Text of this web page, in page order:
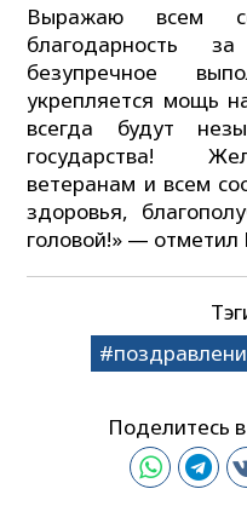
Выражаю всем
благодарность
безупречное
укрепляется мощь
всегда будут
государства!
ветеранам и всем
здоровья,
головой!» —
Поделитесь